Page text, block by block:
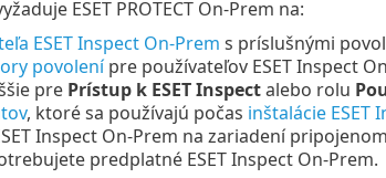
ESET PROTECT On-Prem na:
ESET Inspect On-Prem s príslušnými
povolenípre používateľov ESET Inspect
pre Prístup k ESET Inspectalebo rolu
, ktoré sa používajú počas inštalácie ESET
Inspect On-Prem na zariadení
predplatné ESET Inspect On-Prem.